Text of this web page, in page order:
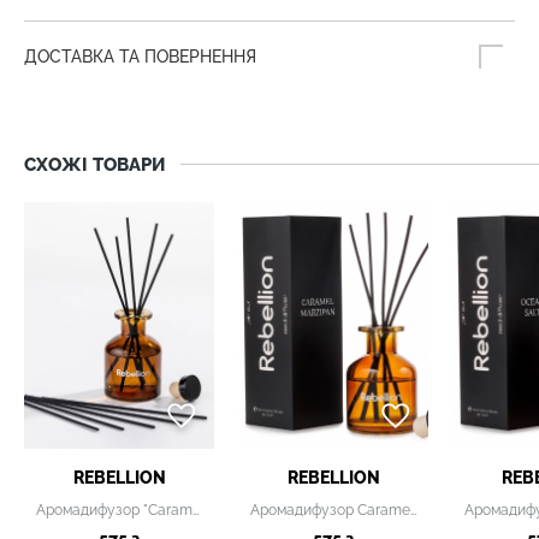
ДОСТАВКА ТА ПОВЕРНЕННЯ
СХОЖІ ТОВАРИ
REBELLION REBELLION